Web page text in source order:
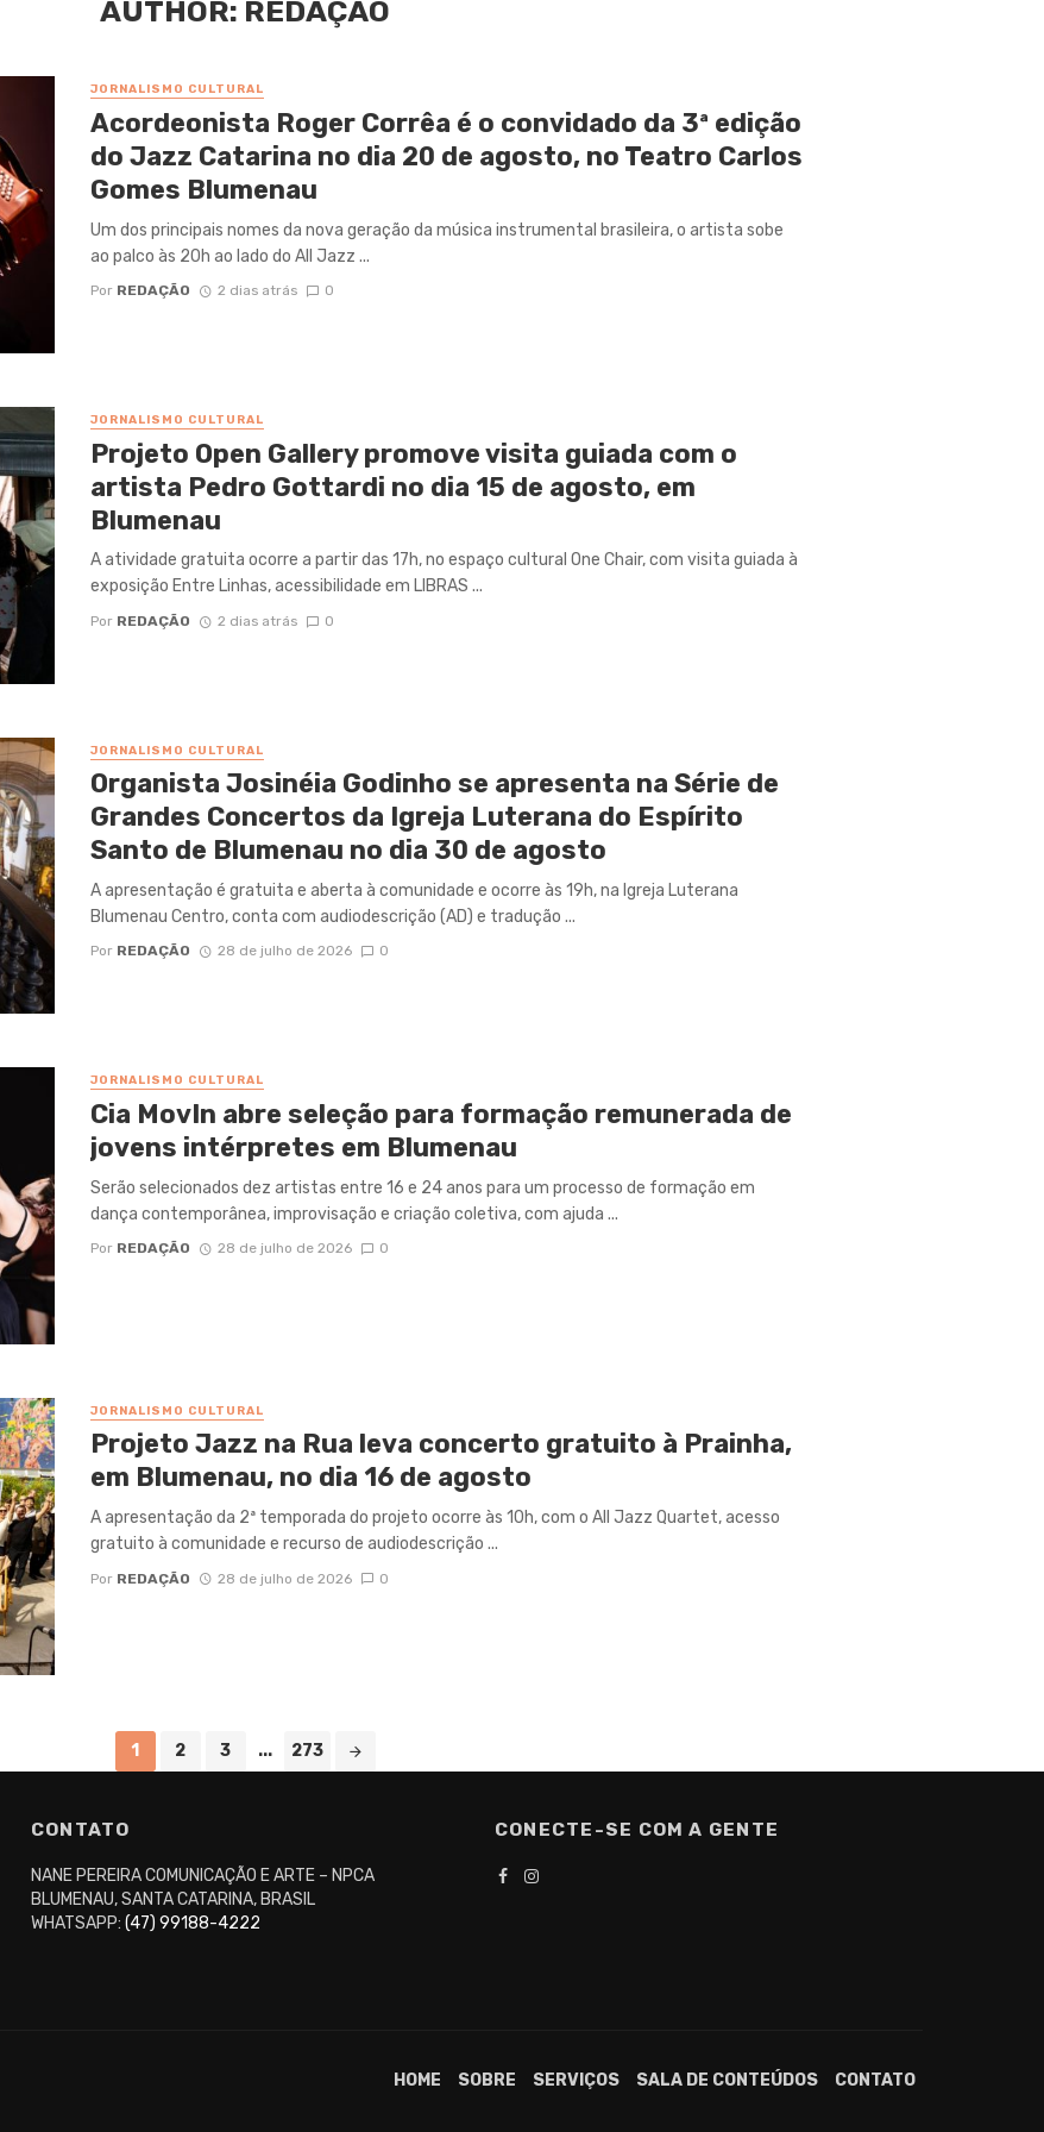
AUTHOR: REDAÇÃO
JORNALISMO CULTURAL
Acordeonista Roger Corrêa é o convidado da 3ª edição
do Jazz Catarina no dia 20 de agosto, no Teatro Carlos
Gomes Blumenau
Um dos principais nomes da nova geração da música instrumental brasileira, o artista sobe
ao palco às 20h ao lado do All Jazz ...
Por REDAÇÃO 2 dias atrás 0
JORNALISMO CULTURAL
Projeto Open Gallery promove visita guiada com o
artista Pedro Gottardi no dia 15 de agosto, em
Blumenau
A atividade gratuita ocorre a partir das 17h, no espaço cultural One Chair, com visita guiada à
exposição Entre Linhas, acessibilidade em LIBRAS ...
Por REDAÇÃO 2 dias atrás 0
JORNALISMO CULTURAL
Organista Josinéia Godinho se apresenta na Série de
Grandes Concertos da Igreja Luterana do Espírito
Santo de Blumenau no dia 30 de agosto
A apresentação é gratuita e aberta à comunidade e ocorre às 19h, na Igreja Luterana
Blumenau Centro, conta com audiodescrição (AD) e tradução ...
Por REDAÇÃO 28 de julho de 2026 0
JORNALISMO CULTURAL
Cia MovIn abre seleção para formação remunerada de
jovens intérpretes em Blumenau
Serão selecionados dez artistas entre 16 e 24 anos para um processo de formação em
dança contemporânea, improvisação e criação coletiva, com ajuda ...
Por REDAÇÃO 28 de julho de 2026 0
JORNALISMO CULTURAL
Projeto Jazz na Rua leva concerto gratuito à Prainha,
em Blumenau, no dia 16 de agosto
A apresentação da 2ª temporada do projeto ocorre às 10h, com o All Jazz Quartet, acesso
gratuito à comunidade e recurso de audiodescrição ...
Por REDAÇÃO 28 de julho de 2026 0
1 2 3 ... 273
CONTATO
NANE PEREIRA COMUNICAÇÃO E ARTE – NPCA
BLUMENAU, SANTA CATARINA, BRASIL
WHATSAPP: (47) 99188-4222
CONECTE-SE COM A GENTE
HOME SOBRE SERVIÇOS SALA DE CONTEÚDOS CONTATO